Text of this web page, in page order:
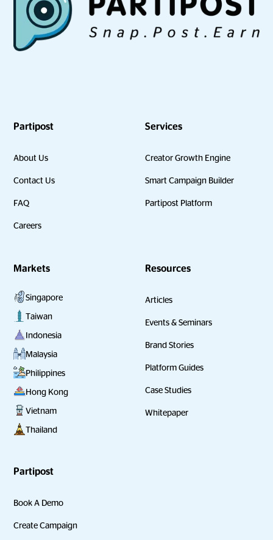
Partipost
About Us
Contact Us
FAQ
Careers
Services
Creator Growth Engine
Smart Campaign Builder
Partipost Platform
Markets
Singapore
Taiwan
Indonesia
Malaysia
Philippines
Hong Kong
Vietnam
Thailand
Resources
Articles
Events & Seminars
Brand Stories
Platform Guides
Case Studies
Whitepaper
Partipost
Book A Demo
Create Campaign